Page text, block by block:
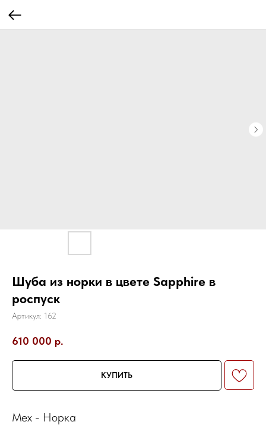
Шуба из норки в цвете Sapphire в
роспуск
Артикул: 162
610 000 р.
КУПИТЬ
Мех - Норка